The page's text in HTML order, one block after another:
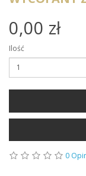
0,00 zł
Ilość
0